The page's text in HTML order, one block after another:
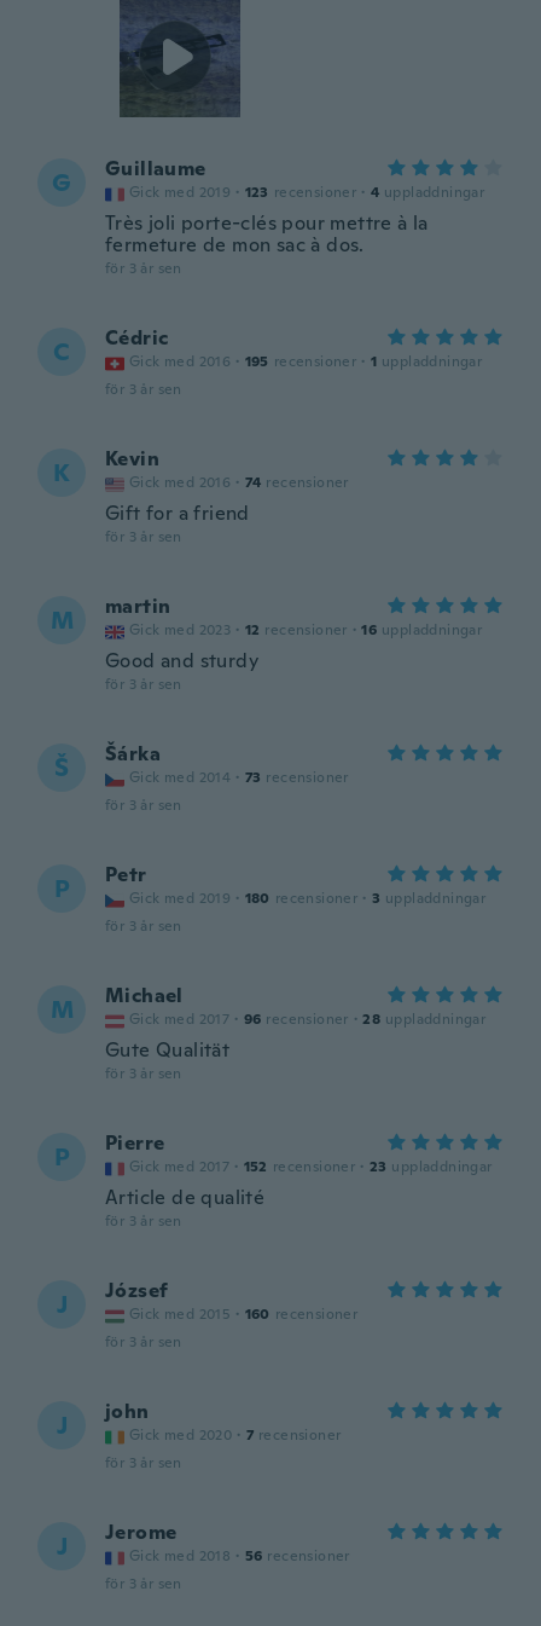
G Guillaume
Gick med 2019 · 123 recensioner · 4 uppladdningar
Très joli porte-clés pour mettre à la
fermeture de mon sac à dos.
för 3 år sen
C Cédric
Gick med 2016 · 195 recensioner · 1 uppladdningar
för 3 år sen
K Kevin
Gick med 2016 · 74 recensioner
Gift for a friend
för 3 år sen
M martin
Gick med 2023 · 12 recensioner · 16 uppladdningar
Good and sturdy
för 3 år sen
Š Šárka
Gick med 2014 · 73 recensioner
för 3 år sen
P Petr
Gick med 2019 · 180 recensioner · 3 uppladdningar
för 3 år sen
M Michael
Gick med 2017 · 96 recensioner · 28 uppladdningar
Gute Qualität
för 3 år sen
P Pierre
Gick med 2017 · 152 recensioner · 23 uppladdningar
Article de qualité
för 3 år sen
J József
Gick med 2015 · 160 recensioner
för 3 år sen
J john
Gick med 2020 · 7 recensioner
för 3 år sen
J Jerome
Gick med 2018 · 56 recensioner
för 3 år sen